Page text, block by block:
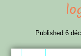
Published 6